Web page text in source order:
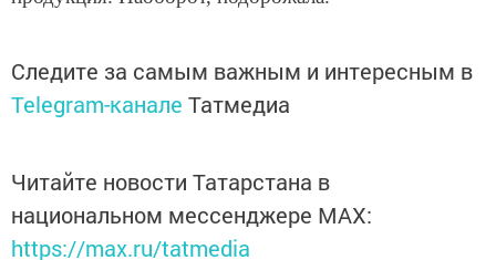
Следите за самым важным и интересным в
Telegram-канале Татмедиа
Читайте новости Татарстана в
национальном мессенджере MАХ:
https://max.ru/tatmedia